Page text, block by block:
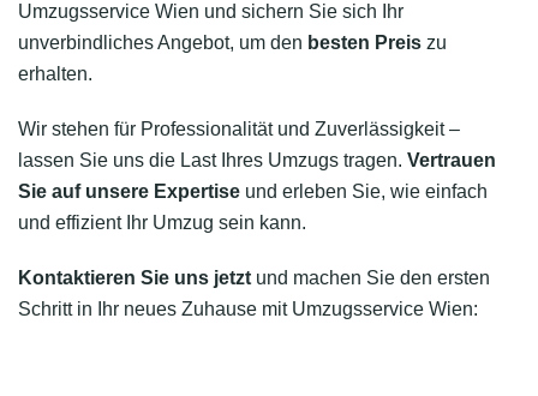
Umzugsservice Wien und sichern Sie sich Ihr
unverbindliches Angebot, um den besten Preis zu
erhalten.
Wir stehen für Professionalität und Zuverlässigkeit –
lassen Sie uns die Last Ihres Umzugs tragen. Vertrauen
Sie auf unsere Expertise und erleben Sie, wie einfach
und effizient Ihr Umzug sein kann.
Kontaktieren Sie uns jetzt und machen Sie den ersten
Schritt in Ihr neues Zuhause mit Umzugsservice Wien: